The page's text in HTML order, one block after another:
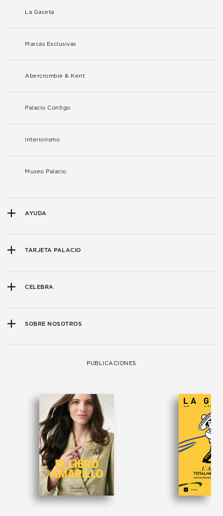
La Gaceta
Marcas Exclusivas
Abercrombie & Kent
Palacio Contigo
Interiorismo
Museo Palacio
AYUDA
TARJETA PALACIO
CELEBRA
SOBRE NOSOTROS
PUBLICACIONES